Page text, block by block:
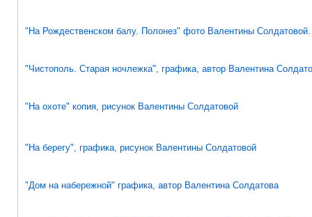
"На Рождественском балу. Полонез" фото Валентины Солдатовой.
"Чистополь. Старая ночлежка", графика, автор Валентина
"На охоте" копия, рисунок Валентины Солдатовой
"На берегу", графика, рисунок Валентины Солдатовой
"Дом на набережной" графика, автор Валентина Солдатова